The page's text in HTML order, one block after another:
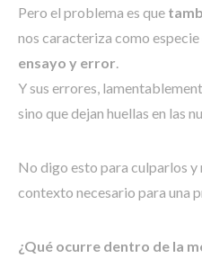
Pero el problema es que
nos caracteriza como especie
ensayo y error
Y sus errores,
sino que dejan huellas en las
No digo esto para culparlos y
contexto necesario para una
¿Qué ocurre dentro de la